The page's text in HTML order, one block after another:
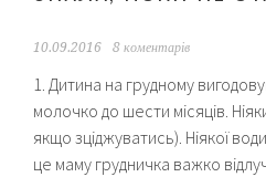
10.09.2016 8 коментарів
1. Дитина на грудному
молочко до шести місяців.
якщо зціджуватись). Ніякої
це маму грудничка важко